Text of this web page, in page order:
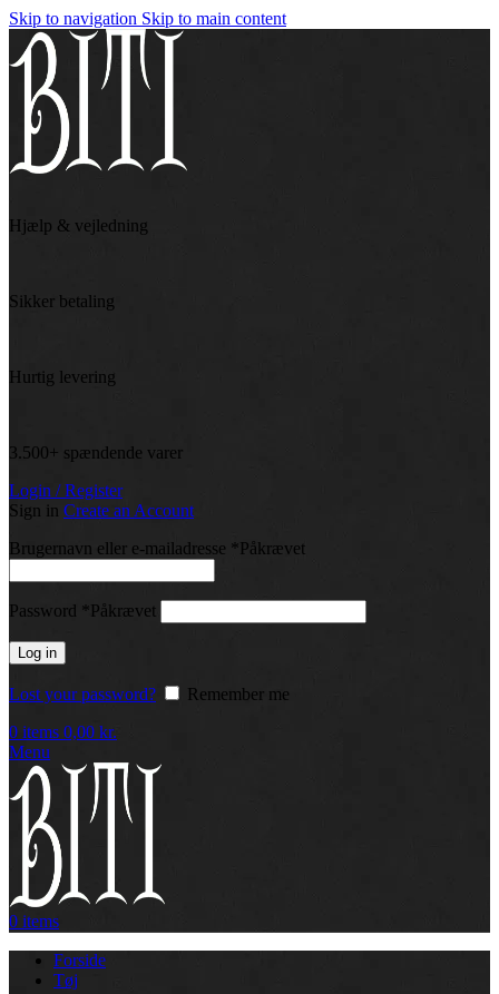
Skip to navigation Skip to main content
Hjælp & vejledning
Sikker betaling
Hurtig levering
3.500+ spændende varer
Login / Register
Sign in Create an Account
Brugernavn eller e-mailadresse * Påkrævet
Password * Påkrævet
Log in
Lost your password?
Remember me
0 items 0,00 kr.
Menu
0 items
Forside
Tøj